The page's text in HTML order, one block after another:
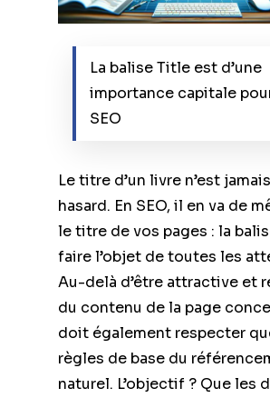
La balise Title est d’une
importance capitale
SEO
Le titre d’un livre n’est
hasard. En SEO, il en va de
le titre de vos pages : la
faire l’objet de toutes les
Au-delà d’être attractive et
du contenu de la page
doit également respecter
règles de base du
naturel. L’objectif ? Que les